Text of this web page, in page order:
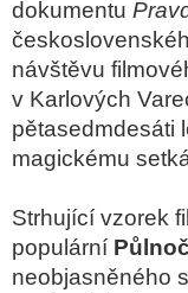
dokumentu
návštěvu
v Karlových
pětasedmdesáti
magickému
Strhující vzorek
populární
neobjasněného